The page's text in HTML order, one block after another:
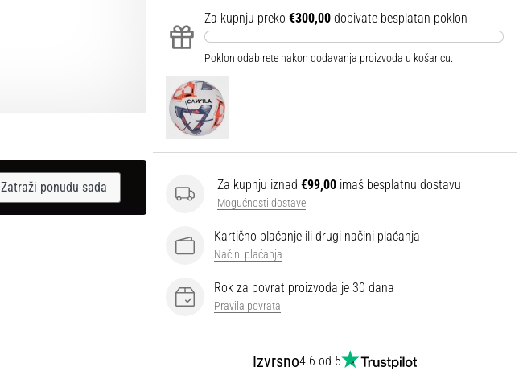
Za kupnju preko €300,00 dobivate besplatan poklon
Poklon odabirete nakon dodavanja proizvoda u košaricu.
Za kupnju iznad €99,00 imaš besplatnu dostavu
Mogućnosti dostave
Kartično plaćanje ili drugi načini plaćanja
Načini plaćanja
Rok za povrat proizvoda je 30 dana
Pravila povrata
Izvrsno4.6 od 5
Zatraži ponudu sada